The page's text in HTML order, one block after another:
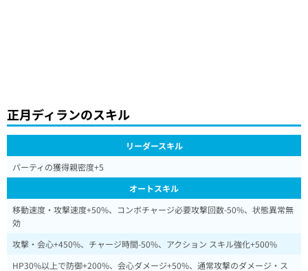
正月ディランのスキル
リーダースキル
パーティの獲得親密度+5
オートスキル
移動速度・攻撃速度+50%、コンボチャージ必要攻撃回数-50%、状態異常無
効
攻撃・会心+450%、チャージ時間-50%、アクション スキル強化+500%
HP30%以上で防御+200%、会心ダメージ+50%、通常攻撃のダメージ・ス